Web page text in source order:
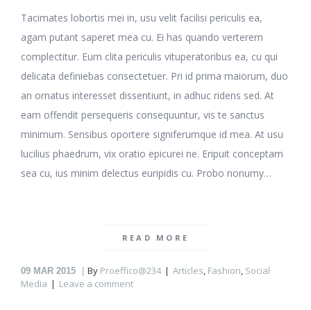
Tacimates lobortis mei in, usu velit facilisi periculis ea,
agam putant saperet mea cu. Ei has quando verterem
complectitur. Eum clita periculis vituperatoribus ea, cu qui
delicata definiebas consectetuer. Pri id prima maiorum, duo
an ornatus interesset dissentiunt, in adhuc ridens sed. At
eam offendit persequeris consequuntur, vis te sanctus
minimum. Sensibus oportere signiferumque id mea. At usu
lucilius phaedrum, vix oratio epicurei ne. Eripuit conceptam
sea cu, ius minim delectus euripidis cu. Probo nonumy…
READ MORE
09 MAR 2015 By Proeffico@234 Articles Fashion Social
Media
Leave a comment